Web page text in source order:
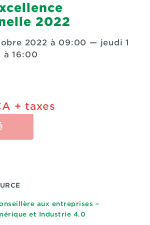
2022
2022 à 09:00 — jeudi 1
à 16:00
+ taxes
aux entreprises –
et Industrie 4.0